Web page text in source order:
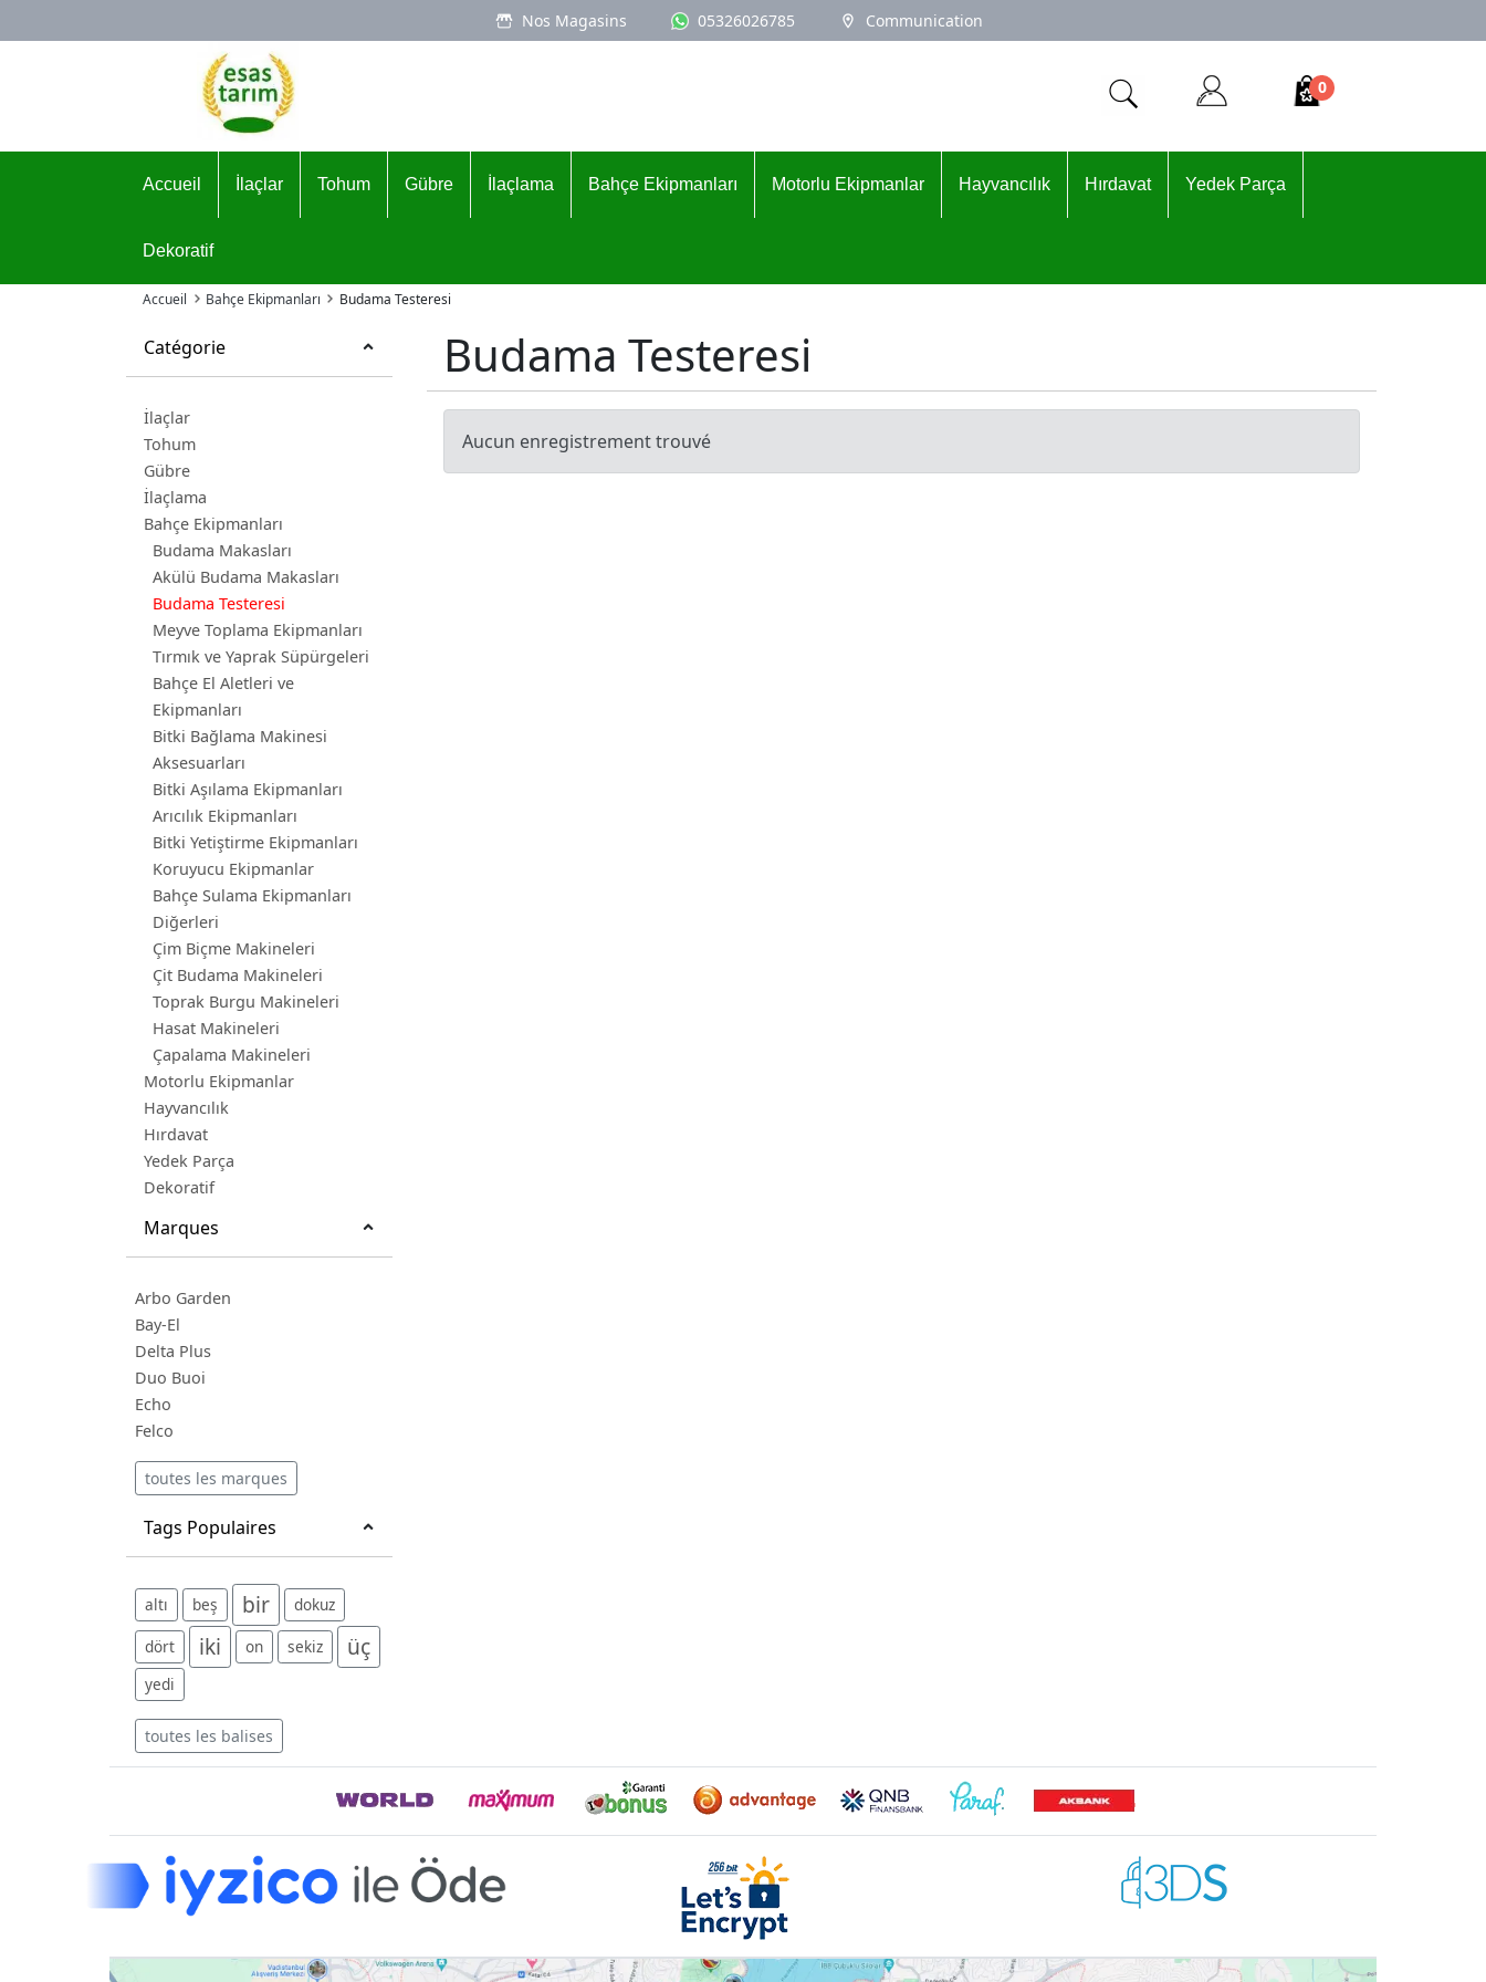
Nos Magasins 05326026785 Communication
Logo
0
Accueil İlaçlar Tohum Gübre İlaçlama Bahçe Ekipmanları Motorlu Ekipmanlar Hayvancılık Hırdavat Yedek Parça
Dekoratif
Accueil Bahçe Ekipmanları Budama Testeresi
Catégorie
İlaçlar
Tohum
Gübre
İlaçlama
Bahçe Ekipmanları
Budama Makasları
Akülü Budama Makasları
Budama Testeresi
Meyve Toplama Ekipmanları
Tırmık ve Yaprak Süpürgeleri
Bahçe El Aletleri ve
Ekipmanları
Bitki Bağlama Makinesi
Aksesuarları
Bitki Aşılama Ekipmanları
Arıcılık Ekipmanları
Bitki Yetiştirme Ekipmanları
Koruyucu Ekipmanlar
Bahçe Sulama Ekipmanları
Diğerleri
Çim Biçme Makineleri
Çit Budama Makineleri
Toprak Burgu Makineleri
Hasat Makineleri
Çapalama Makineleri
Motorlu Ekipmanlar
Hayvancılık
Hırdavat
Yedek Parça
Dekoratif
Marques
Arbo Garden
Bay-El
Delta Plus
Duo Buoi
Echo
Felco
toutes les marques
Tags Populaires
altı beş bir
dokuz
dört
iki on sekiz üç
yedi
toutes les balises
Budama Testeresi
Aucun enregistrement trouvé